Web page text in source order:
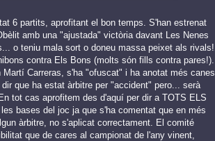
6 partits, aprofitant el bon temps. S'han estrenat
amb una "ajustada" victòria davant Les Nenes
o teniu mala sort o doneu massa peixet als rivals!.
contra Els Bons (molts són fills contra pares!).
Carreras, s'ha "ofuscat" i ha anotat més canes
que ha estat àrbitre per "accident" pero... serà
tot cas aprofitem des d'aquí per dir a TOTS ELS
bases del joc ja que s'ha comentat que en més
àrbitre, no s'aplicat correctament. El comité
que de cares al campionat de l'any vinent,